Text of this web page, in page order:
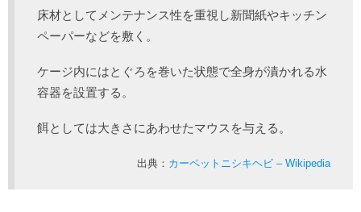
床材としてメンテナンス性を重視し新聞紙やキッチン
ペーパーなどを敷く。
ケージ内にはとぐろを巻いた状態で全身が漬かれる水
容器を設置する。
餌としては大きさにあわせたマウスを与える。
出典： カーペットニシキヘビ – Wikipedia